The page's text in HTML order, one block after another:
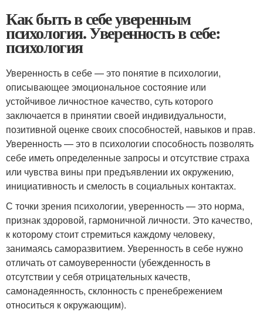
Как быть в себе уверенным
психология. Уверенность в себе:
психология
Уверенность в себе — это понятие в психологии,
описывающее эмоциональное состояние или
устойчивое личностное качество, суть которого
заключается в принятии своей индивидуальности,
позитивной оценке своих способностей, навыков и прав.
Уверенность — это в психологии способность позволять
себе иметь определенные запросы и отсутствие страха
или чувства вины при предъявлении их окружению,
инициативность и смелость в социальных контактах.
С точки зрения психологии, уверенность — это норма,
признак здоровой, гармоничной личности. Это качество,
к которому стоит стремиться каждому человеку,
занимаясь саморазвитием. Уверенность в себе нужно
отличать от самоуверенности (убежденность в
отсутствии у себя отрицательных качеств,
самонадеянность, склонность с пренебрежением
относиться к окружающим).